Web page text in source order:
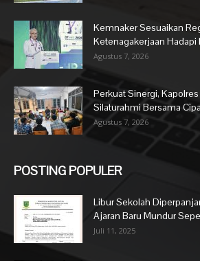
Kemnaker Sesuaikan
Ketenagakerjaan
Agustus 7, 2026
Perkuat Sinergi,
Silaturahmi Bersama
Agustus 7, 2026
POSTING POPULER
Libur Sekolah
Ajaran Baru Mundur
Juli 11, 2025